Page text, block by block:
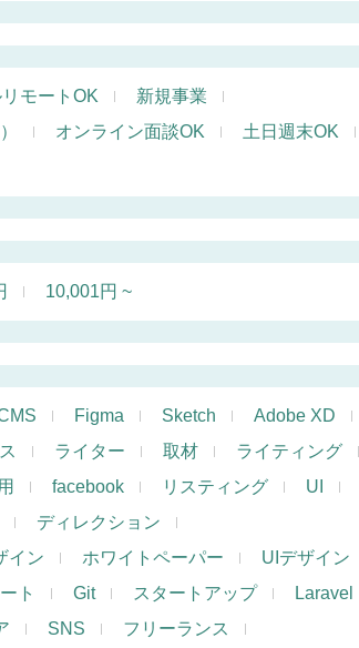
モートOK
新規事業
オンライン面談OK
土日週末OK
10,001円 ~
Figma Sketch
Adobe XD
ライター 取材
ライティング
facebook リスティング
UI
ディレクション
イン ホワイトペーパー
UIデザイン
ト Git スタートアップ
Laravel
SNS
フリーランス